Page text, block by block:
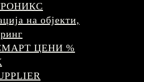
на објекти,
ЦЕНИ %